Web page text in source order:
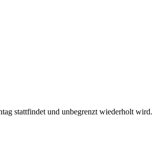
stattfindet und unbegrenzt wiederholt wird.